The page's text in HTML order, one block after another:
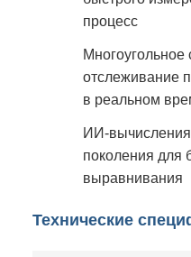
процесс
Многоугольное
отслеживание
в реальном
ИИ-
поколения для
выравнивания
Технические